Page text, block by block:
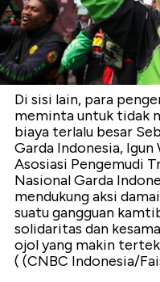
Di sisi lain, para
meminta untuk tidak
biaya terlalu besar
Garda Indonesia,
Asosiasi Pengemudi
Nasional Garda
mendukung aksi
suatu gangguan
solidaritas dan
ojol yang makin
( (CNBC Indonesia/